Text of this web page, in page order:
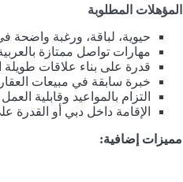
المؤهلات المطلوبة
حيوية، لباقة، ورغبة واضحة
مهارات تواصل ممتازة
قدرة على بناء علاقات طويلة
خبرة سابقة في مبيعات
التزام بالمواعيد وقابلية
الإقامة داخل دبي أو
مميزات إضافية: